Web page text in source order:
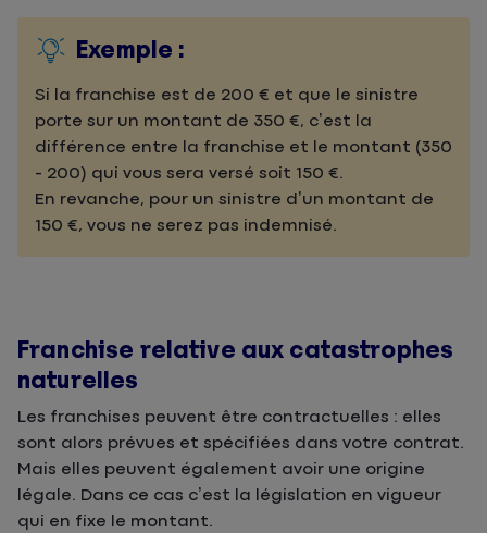
Exemple :
Si la franchise est de 200 € et que le sinistre
porte sur un montant de 350 €, c’est la
différence entre la franchise et le montant (350
- 200) qui vous sera versé soit 150 €.
En revanche, pour un sinistre d’un montant de
150 €, vous ne serez pas indemnisé.
Franchise relative aux catastrophes
naturelles
Les franchises peuvent être contractuelles : elles
sont alors prévues et spécifiées dans votre contrat.
Mais elles peuvent également avoir une origine
légale. Dans ce cas c’est la législation en vigueur
qui en fixe le montant.